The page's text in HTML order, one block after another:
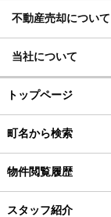
不動産売却について
当社について
トップページ
町名から検索
物件閲覧履歴
スタッフ紹介